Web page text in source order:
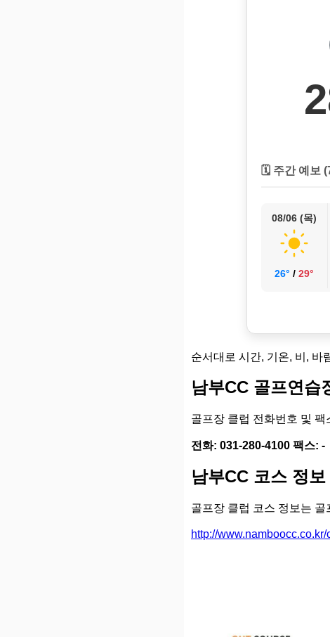
🗓️ 주간 예보
08/06 (목)
26° / 29°
순서대로 시간, 기온, 비, 바
남부CC 골프연습
골프장 클럽 전화번호 및
전화: 031-280-4100 팩스: -
남부CC 코스 정보
골프장 클럽 코스 정보는
http://